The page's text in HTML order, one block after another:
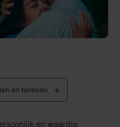
en tarieven
en waardig